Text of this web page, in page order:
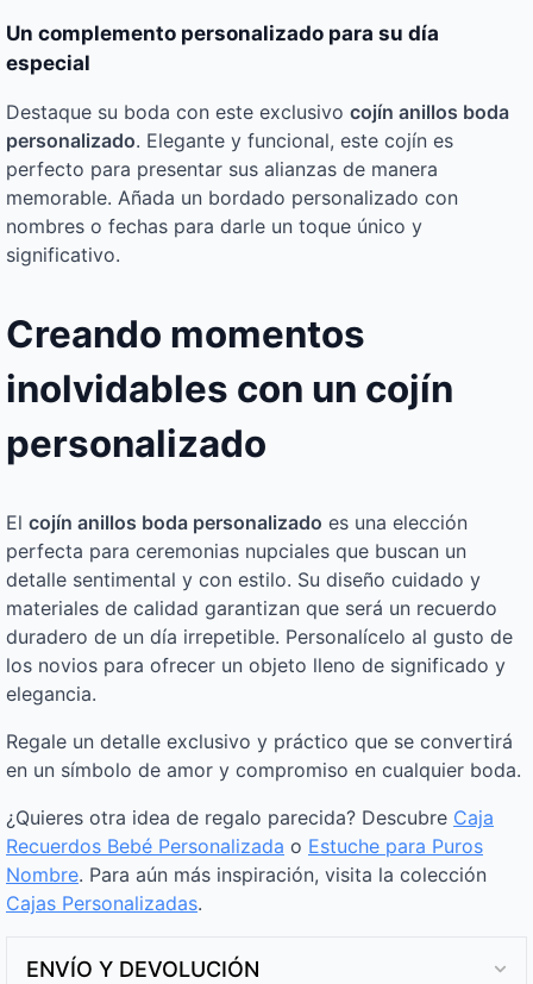
Un complemento personalizado para su día
especial
Destaque su boda con este exclusivo cojín anillos boda
personalizado. Elegante y funcional, este cojín es
perfecto para presentar sus alianzas de manera
memorable. Añada un bordado personalizado con
nombres o fechas para darle un toque único y
significativo.
Creando momentos
inolvidables con un cojín
personalizado
El cojín anillos boda personalizado es una elección
perfecta para ceremonias nupciales que buscan un
detalle sentimental y con estilo. Su diseño cuidado y
materiales de calidad garantizan que será un recuerdo
duradero de un día irrepetible. Personalícelo al gusto de
los novios para ofrecer un objeto lleno de significado y
elegancia.
Regale un detalle exclusivo y práctico que se convertirá
en un símbolo de amor y compromiso en cualquier boda.
¿Quieres otra idea de regalo parecida? Descubre Caja
Recuerdos Bebé Personalizada o Estuche para Puros
Nombre. Para aún más inspiración, visita la colección
Cajas Personalizadas.
ENVÍO Y DEVOLUCIÓN